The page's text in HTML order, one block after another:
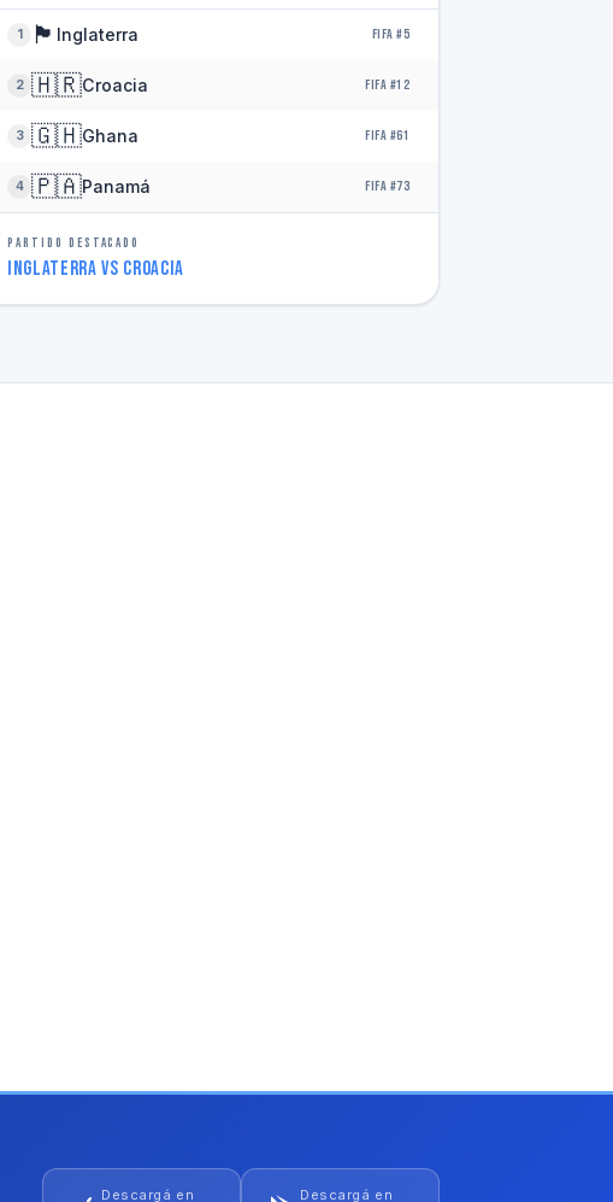
1 🏴󠁧󠁢󠁥󠁮󠁧󠁿 Inglaterra FIFA #5
2 🇭🇷Croacia FIFA #12
3 🇬🇭Ghana FIFA #61
4 🇵🇦Panamá FIFA #73
PARTIDO DESTACADO
Inglaterra vs Croacia
Descargá en Descargá en